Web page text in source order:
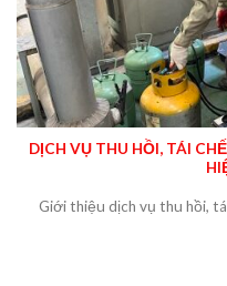
DỊCH VỤ THU HỒI, TÁI
Giới thiệu dịch vụ thu hồi,